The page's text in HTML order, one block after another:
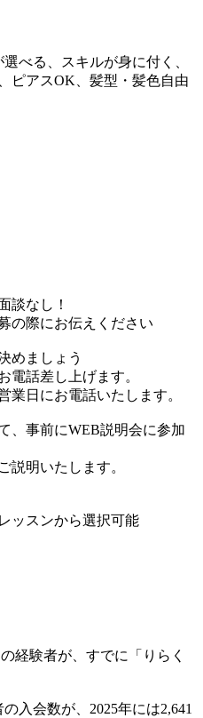
べる、スキルが身に付く、
ピアスOK、髪型・髪色自由
なし！
際にお伝えください
めましょう
電話差し上げます。
日にお電話いたします。
、事前にWEB説明会に参加
説明いたします。
ッスンから選択可能
経験者が、すでに「りらく
入会数が、2025年には2,641